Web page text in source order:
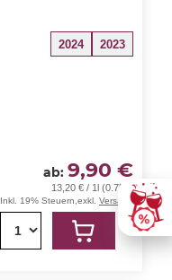
2024 2023
ab 9,90 €
13,20 € / 1l (0.75L)
Inkl. 19% Steuern exkl. Versand
1